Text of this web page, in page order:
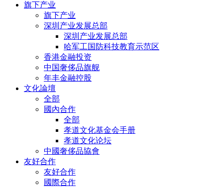
旗下产业
旗下产业
深圳产业发展总部
深圳产业发展总部
哈军工国防科技教育示范区
香港金融投资
中国奢侈品旗舰
年丰金融控股
文化論壇
全部
國內合作
全部
孝道文化基金会手册
孝道文化论坛
中國奢侈品協會
友好合作
友好合作
國際合作